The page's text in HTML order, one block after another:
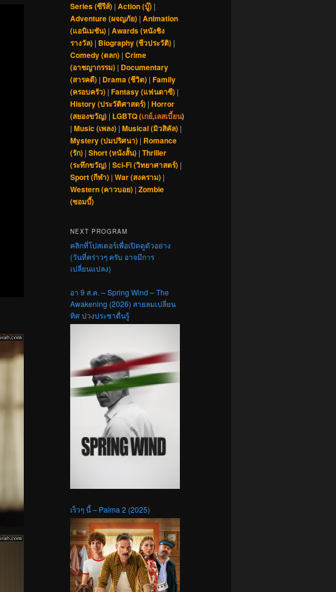
Series (ซีรีส์) | Action (บู๊) |
Adventure (ผจญภัย) | Animation
(แอนิเมชัน) | Awards (หนังชิง
รางวัล) | Biography (ชีวประวัติ) |
Comedy (ตลก) | Crime
(อาชญากรรม) | Documentary
(สารคดี) | Drama (ชีวิต) | Family
(ครอบครัว) | Fantasy (แฟนตาซี) |
History (ประวัติศาสตร์) | Horror
(สยองขวัญ) | LGBTQ (เกย์,เลสเบี้ยน)
| Music (เพลง) | Musical (มิวสิคัล) |
Mystery (ปมปริศนา) | Romance
(รัก) | Short (หนังสั้น) | Thriller
(ระทึกขวัญ) | Sci-Fi (วิทยาศาสตร์) |
Sport (กีฬา) | War (สงคราม) |
Western (คาวบอย) | Zombie
(ซอมบี้)
NEXT PROGRAM
คลิกที่โปสเตอร์เพื่อเปิดดูตัวอย่าง
(วันที่คร่าวๆ ครับ อาจมีการ
เปลี่ยนแปลง)
อา 9 ส.ค. – Spring Wind – The
Awakening (2026) สายลมเปลี่ยน
ทิศ ปวงประชาตื่นรู้
เร็วๆ นี้ – Palma 2 (2025)